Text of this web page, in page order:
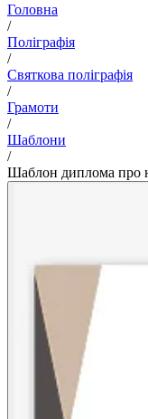
Головна
/
Поліграфія
/
Святкова поліграфія
/
Грамоти
/
Шаблони
/
Шаблон диплома про